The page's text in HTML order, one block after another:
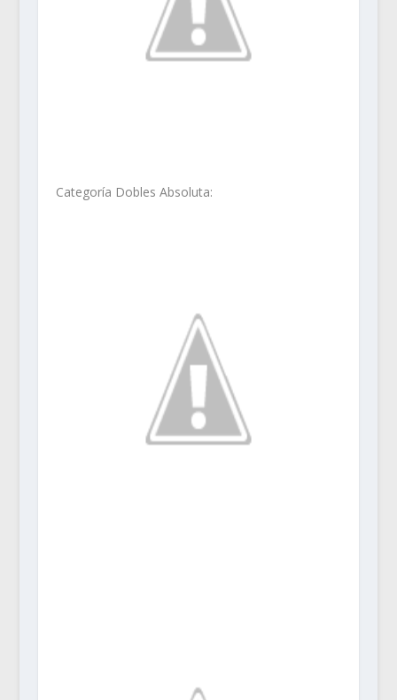
Categoría Dobles Absoluta: